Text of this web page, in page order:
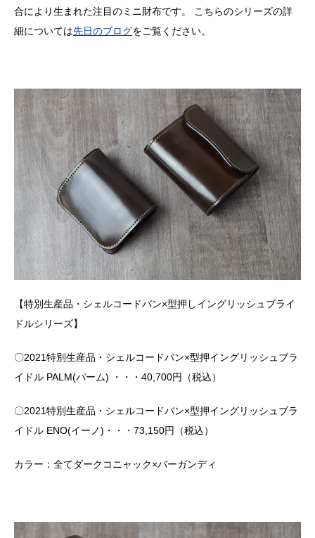
合により生まれた注目のミニ財布です。 こちらのシリーズの詳
細については先日のブログをご覧ください。
【特別生産品・シェルコードバン×型押しイングリッシュブライ
ドルシリーズ】
〇2021特別生産品・シェルコードバン×型押イングリッシュブラ
イドル PALM(パーム) ・・・40,700円（税込）
〇2021特別生産品・シェルコードバン×型押イングリッシュブラ
イドル ENO(イーノ)・・・73,150円（税込）
カラー：全てダークコニャック×バーガンディ